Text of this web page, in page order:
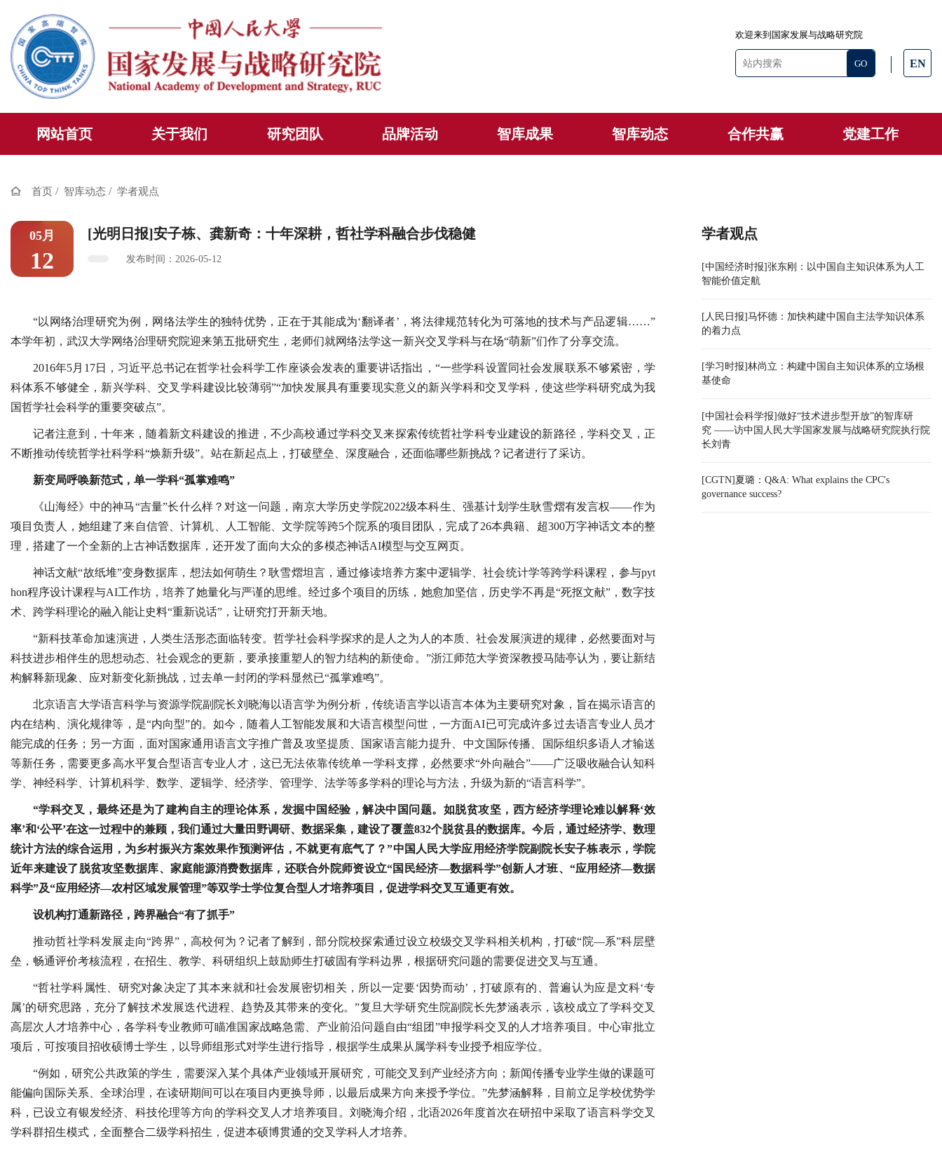
欢迎来到国家发展与战略研究院
EN
网站首页 关于我们 研究团队 品牌活动 智库成果 智库动态 合作共赢 党建工作
首页 / 智库动态 / 学者观点
05月
12
[光明日报]安子栋、龚新奇：十年深耕，哲社学科融合步伐稳健
发布时间：2026-05-12
“以网络治理研究为例，网络法学生的独特优势，正在于其能成为‘翻译者’，将法律规范转化为可落地的技术与产品逻辑……”
本学年初，武汉大学网络治理研究院迎来第五批研究生，老师们就网络法学这一新兴交叉学科与在场“萌新”们作了分享交流。
2016年5月17日，习近平总书记在哲学社会科学工作座谈会发表的重要讲话指出，“一些学科设置同社会发展联系不够紧密，学
科体系不够健全，新兴学科、交叉学科建设比较薄弱”“加快发展具有重要现实意义的新兴学科和交叉学科，使这些学科研究成为我
国哲学社会科学的重要突破点”。
记者注意到，十年来，随着新文科建设的推进，不少高校通过学科交叉来探索传统哲社学科专业建设的新路径，学科交叉，正
不断推动传统哲学社科学科“焕新升级”。站在新起点上，打破壁垒、深度融合，还面临哪些新挑战？记者进行了采访。
新变局呼唤新范式，单一学科“孤掌难鸣”
《山海经》中的神马“吉量”长什么样？对这一问题，南京大学历史学院2022级本科生、强基计划学生耿雪熠有发言权——作为
项目负责人，她组建了来自信管、计算机、人工智能、文学院等跨5个院系的项目团队，完成了26本典籍、超300万字神话文本的整
理，搭建了一个全新的上古神话数据库，还开发了面向大众的多模态神话AI模型与交互网页。
神话文献“故纸堆”变身数据库，想法如何萌生？耿雪熠坦言，通过修读培养方案中逻辑学、社会统计学等跨学科课程，参与pyt
hon程序设计课程与AI工作坊，培养了她量化与严谨的思维。经过多个项目的历练，她愈加坚信，历史学不再是“死抠文献”，数字技
术、跨学科理论的融入能让史料“重新说话”，让研究打开新天地。
“新科技革命加速演进，人类生活形态面临转变。哲学社会科学探求的是人之为人的本质、社会发展演进的规律，必然要面对与
科技进步相伴生的思想动态、社会观念的更新，要承接重塑人的智力结构的新使命。”浙江师范大学资深教授马陆亭认为，要让新结
构解释新现象、应对新变化新挑战，过去单一封闭的学科显然已“孤掌难鸣”。
北京语言大学语言科学与资源学院副院长刘晓海以语言学为例分析，传统语言学以语言本体为主要研究对象，旨在揭示语言的
内在结构、演化规律等，是“内向型”的。如今，随着人工智能发展和大语言模型问世，一方面AI已可完成许多过去语言专业人员才
能完成的任务；另一方面，面对国家通用语言文字推广普及攻坚提质、国家语言能力提升、中文国际传播、国际组织多语人才输送
等新任务，需要更多高水平复合型语言专业人才，这已无法依靠传统单一学科支撑，必然要求“外向融合”——广泛吸收融合认知科
学、神经科学、计算机科学、数学、逻辑学、经济学、管理学、法学等多学科的理论与方法，升级为新的“语言科学”。
“学科交叉，最终还是为了建构自主的理论体系，发掘中国经验，解决中国问题。如脱贫攻坚，西方经济学理论难以解释‘效
率’和‘公平’在这一过程中的兼顾，我们通过大量田野调研、数据采集，建设了覆盖832个脱贫县的数据库。今后，通过经济学、数理
统计方法的综合运用，为乡村振兴方案效果作预测评估，不就更有底气了？”中国人民大学应用经济学院副院长安子栋表示，学院
近年来建设了脱贫攻坚数据库、家庭能源消费数据库，还联合外院师资设立“国民经济—数据科学”创新人才班、“应用经济—数据
科学”及“应用经济—农村区域发展管理”等双学士学位复合型人才培养项目，促进学科交叉互通更有效。
设机构打通新路径，跨界融合“有了抓手”
推动哲社学科发展走向“跨界”，高校何为？记者了解到，部分院校探索通过设立校级交叉学科相关机构，打破“院—系”科层壁
垒，畅通评价考核流程，在招生、教学、科研组织上鼓励师生打破固有学科边界，根据研究问题的需要促进交叉与互通。
“哲社学科属性、研究对象决定了其本来就和社会发展密切相关，所以一定要‘因势而动’，打破原有的、普遍认为应是文科‘专
属’的研究思路，充分了解技术发展迭代进程、趋势及其带来的变化。”复旦大学研究生院副院长先梦涵表示，该校成立了学科交叉
高层次人才培养中心，各学科专业教师可瞄准国家战略急需、产业前沿问题自由“组团”申报学科交叉的人才培养项目。中心审批立
项后，可按项目招收硕博士学生，以导师组形式对学生进行指导，根据学生成果从属学科专业授予相应学位。
“例如，研究公共政策的学生，需要深入某个具体产业领域开展研究，可能交叉到产业经济方向；新闻传播专业学生做的课题可
能偏向国际关系、全球治理，在读研期间可以在项目内更换导师，以最后成果方向来授予学位。”先梦涵解释，目前立足学校优势学
科，已设立有银发经济、科技伦理等方向的学科交叉人才培养项目。刘晓海介绍，北语2026年度首次在研招中采取了语言科学交叉
学科群招生模式，全面整合二级学科招生，促进本硕博贯通的交叉学科人才培养。
学者观点
[中国经济时报]张东刚：以中国自主知识体系为人工
智能价值定航
[人民日报]马怀德：加快构建中国自主法学知识体系
的着力点
[学习时报]林尚立：构建中国自主知识体系的立场根
基使命
[中国社会科学报]做好“技术进步型开放”的智库研
究 ——访中国人民大学国家发展与战略研究院执行院
长刘青
[CGTN]夏璐：Q&A: What explains the CPC's
governance success?